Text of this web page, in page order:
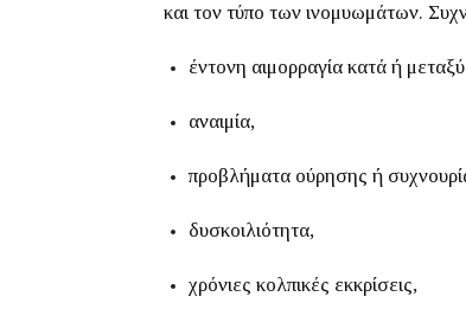
και τον τύπο των ινομυωμάτων.
έντονη αιμορραγία κατά ή
αναιμία,
προβλήματα ούρησης ή
δυσκοιλιότητα,
χρόνιες κολπικές εκκρίσεις,